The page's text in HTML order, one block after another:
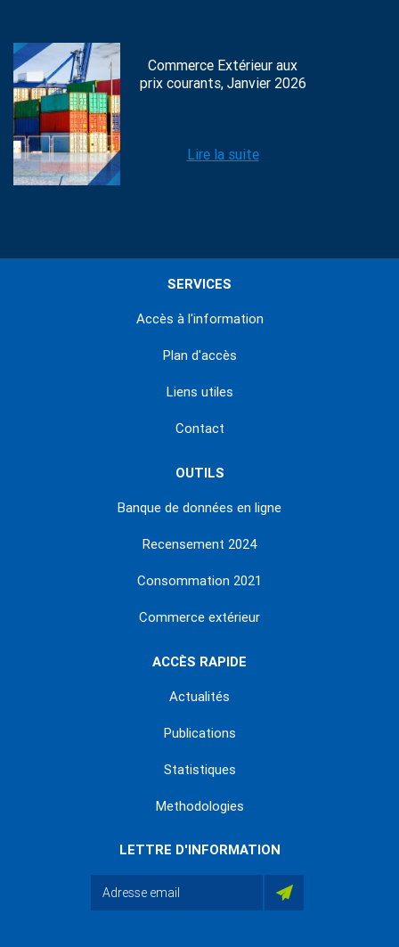
Commerce Extérieur aux
prix courants, Janvier 2026
Lire la suite
SERVICES
Accès à l'information
Plan d'accès
Liens utiles
Contact
OUTILS
Banque de données en ligne
Recensement 2024
Consommation 2021
Commerce extérieur
ACCÈS RAPIDE
Actualités
Publications
Statistiques
Methodologies
LETTRE D'INFORMATION